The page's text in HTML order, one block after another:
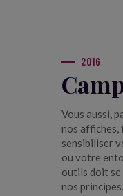
2016
Vous aussi,
nos affiches,
sensibiliser
ou votre
outils doit se
nos principes.